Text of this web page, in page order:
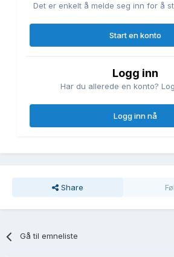
Det er enkelt å melde seg inn for å
Start en konto
Logg inn
Har du allerede en konto?
Logg inn nå
Share
Gå til emneliste